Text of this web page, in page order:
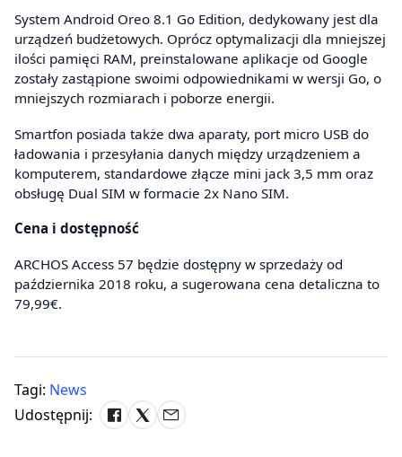
System Android Oreo 8.1 Go Edition, dedykowany jest dla
urządzeń budżetowych. Oprócz optymalizacji dla mniejszej
ilości pamięci RAM, preinstalowane aplikacje od Google
zostały zastąpione swoimi odpowiednikami w wersji Go, o
mniejszych rozmiarach i poborze energii.
Smartfon posiada także dwa aparaty, port micro USB do
ładowania i przesyłania danych między urządzeniem a
komputerem, standardowe złącze mini jack 3,5 mm oraz
obsługę Dual SIM w formacie 2x Nano SIM.
Cena i dostępność
ARCHOS Access 57 będzie dostępny w sprzedaży od
października 2018 roku, a sugerowana cena detaliczna to
79,99€.
Tagi: News
Udostępnij: